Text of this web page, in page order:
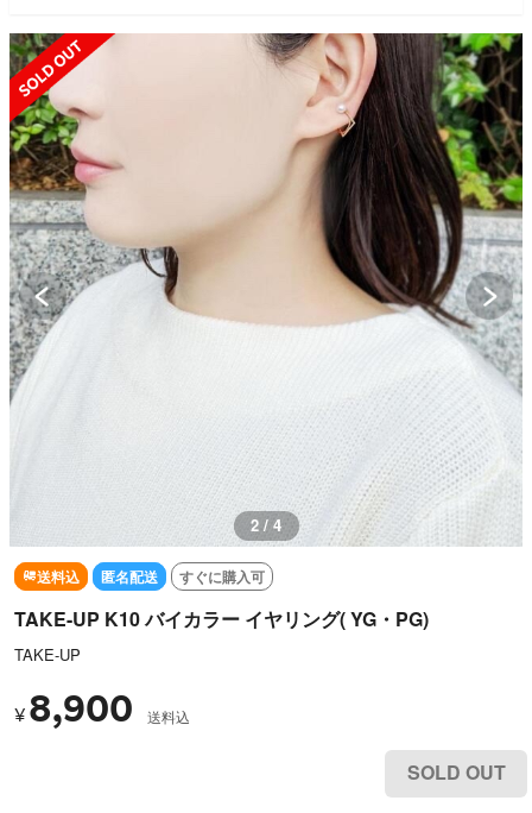
SOLD OUT
3 / 4
送料込 匿名配送 すぐに購入可
TAKE-UP K10 バイカラー イヤリング( YG・PG)
TAKE-UP
¥ 8,900 送料込
SOLD OUT